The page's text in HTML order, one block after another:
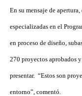
En su mensaje de
especializadas en el
en proceso de diseño,
270 proyectos aprobados
presentar. “Estos son
entorno”, comentó.